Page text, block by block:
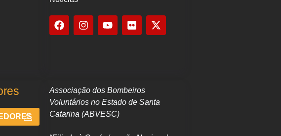
Associação dos Bombeiros
Voluntários no Estado de Santa
Catarina (ABVESC)